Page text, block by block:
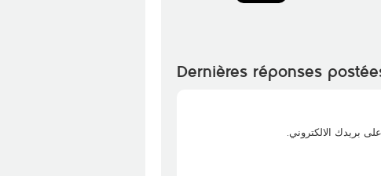
Dernières réponses